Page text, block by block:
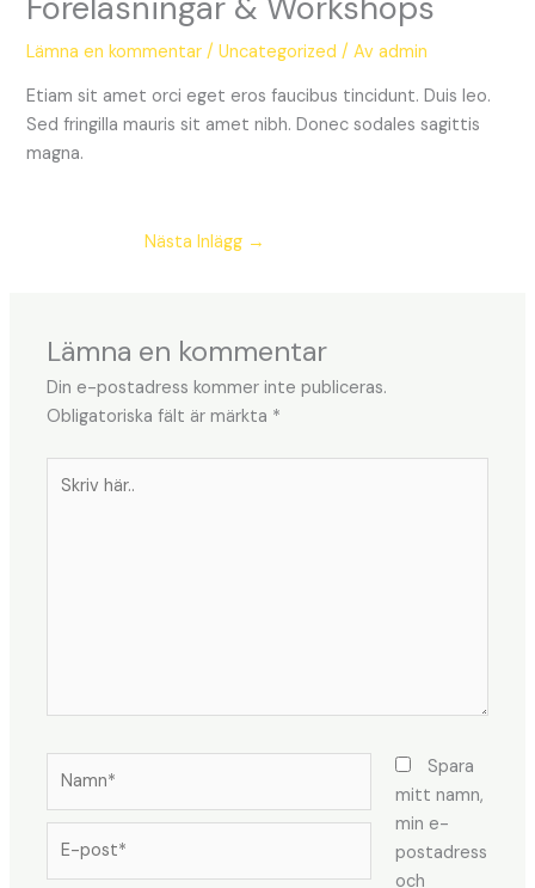
Lämna en kommentar /Uncategorized / Avadmin
Etiam sit amet orci eget eros faucibus tincidunt. Duis leo.
Sed fringilla mauris sit amet nibh. Donec sodales sagittis
magna.
Nästa Inlägg →
Lämna en kommentar
Din e-postadress kommer inte publiceras.
Obligatoriska fält är märkta *
här..
post*
Spara
mitt namn,
min e-
postadress
och